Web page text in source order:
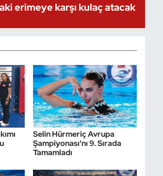
erimeye karşı kulaç atacak
Selin Hürmeriç Avrupa
Şampiyonası'nı 9. Sırada
Tamamladı